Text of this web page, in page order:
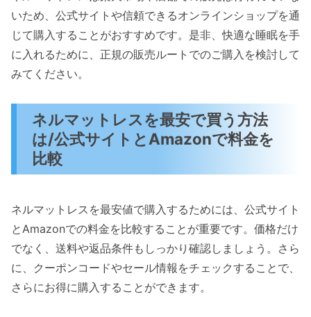
いため、公式サイトや信頼できるオンラインショップを通
じて購入することがおすすめです。是非、快適な睡眠を手
に入れるために、正規の販売ルートでのご購入を検討して
みてください。
ネルマットレスを最安で買う方法
は/公式サイトとAmazonで料金を
比較
ネルマットレスを最安値で購入するためには、公式サイト
とAmazonでの料金を比較することが重要です。価格だけ
でなく、送料や返品条件もしっかり確認しましょう。さら
に、クーポンコードやセール情報をチェックすることで、
さらにお得に購入することができます。